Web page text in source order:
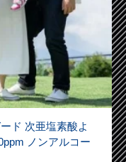
ド 次亜塩素酸よ
ノンアルコー